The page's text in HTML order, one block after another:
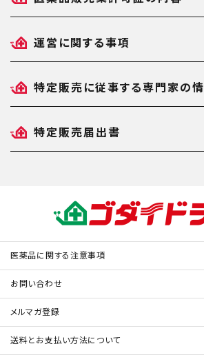
運営に関する事項
特定販売に従事する専門家の
特定販売届出書
医薬品に関する注意事項
お問い合わせ
メルマガ登録
送料とお支払い方法について